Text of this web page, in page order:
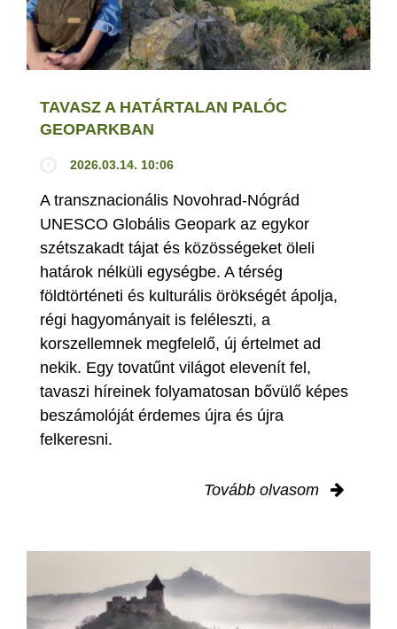
TAVASZ A HATÁRTALAN PALÓC
GEOPARKBAN
2026.03.14. 10:06
A transznacionális Novohrad-Nógrád
UNESCO Globális Geopark az egykor
szétszakadt tájat és közösségeket öleli
határok nélküli egységbe. A térség
földtörténeti és kulturális örökségét ápolja,
régi hagyományait is feléleszti, a
korszellemnek megfelelő, új értelmet ad
nekik. Egy tovatűnt világot elevenít fel,
tavaszi híreinek folyamatosan bővülő képes
beszámolóját érdemes újra és újra
felkeresni.
Tovább olvasom